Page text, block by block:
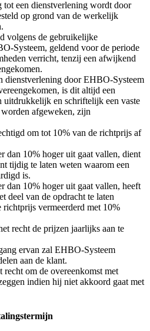
tot een dienstverlening wordt door
op grond van de werkelijk
volgens de gebruikelijke
Systeem, geldend voor de periode
verricht, tenzij een afwijkend
dienstverlening door EHBO-Systeem
is dit altijd een
uitdrukkelijk en schriftelijk een vaste
afgeweken, zijn
om tot 10% van de richtprijs af
dan 10% hoger uit gaat vallen, dient
tijdig te laten weten waarom een
is.
dan 10% hoger uit gaat vallen, heeft
deel van de opdracht te laten
richtprijs vermeerderd met 10%
recht de prijzen jaarlijks aan te
ervan zal EHBO-Systeem
aan de klant.
recht om de overeenkomst met
indien hij niet akkoord gaat met